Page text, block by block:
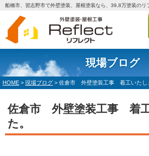
船橋市、習志野市で外壁塗装、屋根塗装なら、39,8万塗装のリ
現場ブログ
HOME > 現場ブログ > 佐倉市 外壁塗装工事 着工いたし
佐倉市 外壁塗装工事 着
た。